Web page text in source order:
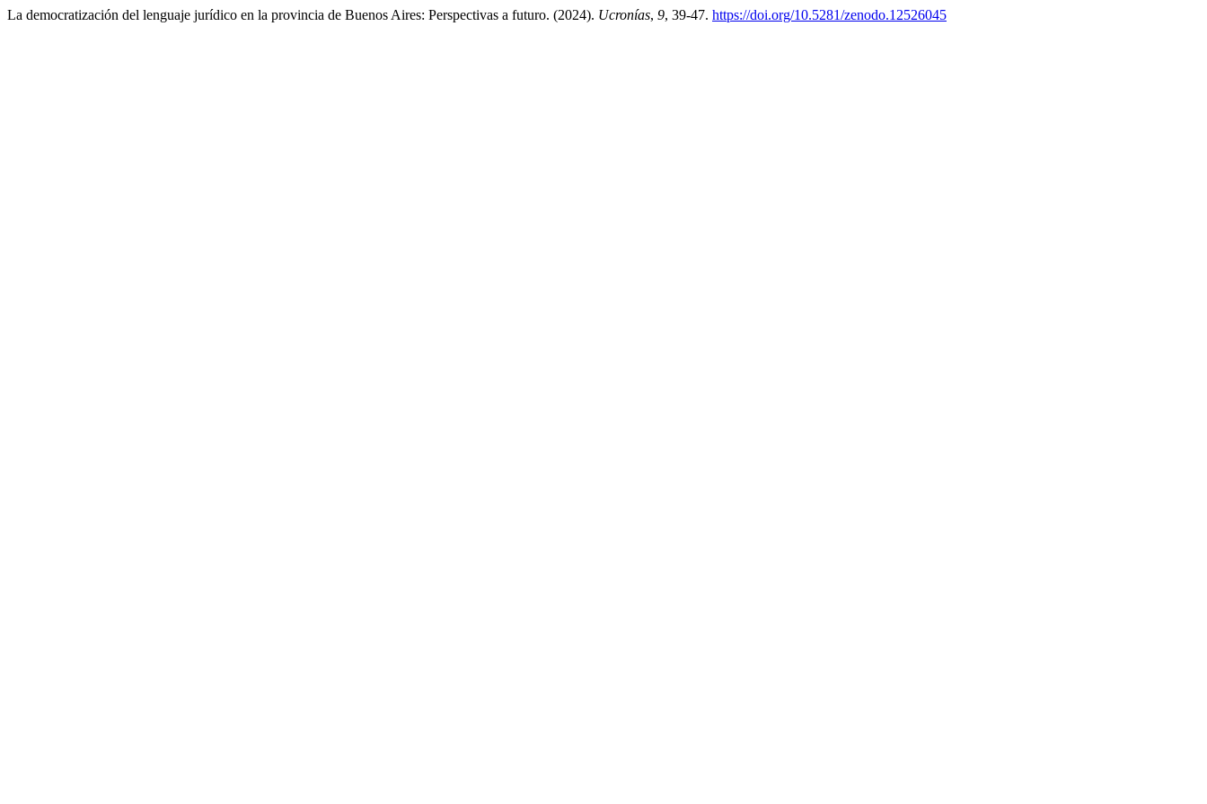
La democratización del lenguaje jurídico en la provincia de Buenos Aires: Perspectivas a futuro. (2024). Ucronías, 9, 39-47. https://doi.org/10.5281/zenodo.12526045